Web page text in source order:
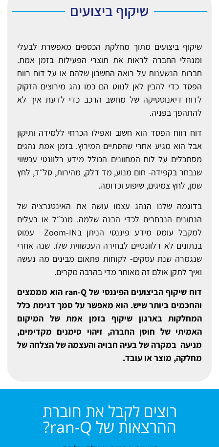
שיקוף ביצועים
שיקוף ביצועים מתוך מחלקת הכספים מאפשרת לבעלי
ומנהלי החברה לראות את תוצרי הפעילות בזמן אמת.
חברות הנשענות על רואה החשבון שלהם או על דוח רווח
הפסד כדי להבין לאן לנווט הם כמו נהג מירוצים הזקוק
לדוח דיאנוסטיקה של מחשב הרכב כדי לדעת איך לא
להתהפך בפניה.
דוח רווח הפסד הוא חשוב ואפילו הכרחי ללמידה ותיקון
אבל הוא מגיע אחרי שהסתיים המירוץ. בזמן אמת נהגים
מסתכלים על לוח המחוונים הכולל מידע רלוונטי עכשווי
שנבחר בקפידה- חום מנוע, מד דלק, מהירות, סל״ד, לחץ
שמן, לחץ צמיגים, שיפוע וכדומה.
בדוגמה שלנו הנהג עצמו עושה את האינטגרציה של
הנתונים הנבחרים לכדי הבנה שלמה. מנכ״ל או בעלים
למקבל עומס מידע פיננסי הניתן בZoom-IN עמוס
בנתונים לא רלוונטיים לבחירה העכשווית שלו. שנה אחרי
שנגמרה שנת עסקים- לקוחות פתאום מבינים מה נעשה
ואיך לתקן אולם זה מאוחר מדי בהרבה מקרים.
דוח שיקוף הביצועים הפיננסי של ran-Q הוא מממצים
והחכמים ביותר שיש. הוא מאפשר על סמך דגימת כלל
המחלקות בארגון שיקוף בזמן אמת של המיקום
האמיתי של חוסן החברה, זיהוי סימנים מקדימים,
מניעה במקרה של בעיה חבויה והעצמה של הצלחה של
מחלקה, מוצר או עובד.
רוצים לקבל את חוברת
ההרצאות של ran-Q?